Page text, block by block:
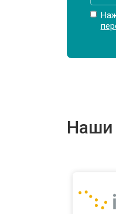
Наши